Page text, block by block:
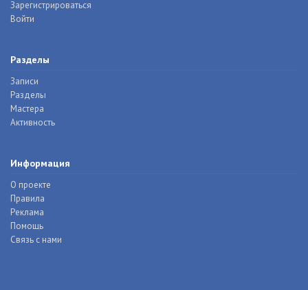
Зарегистрироваться
Войти
Разделы
Записи
Разделы
Мастера
Активность
Информация
О проекте
Правила
Реклама
Помощь
Связь с нами